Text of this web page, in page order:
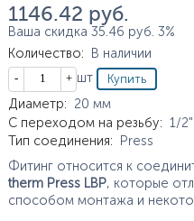
1 146.42 руб.
Ваша скидка 35.46 руб. 3%
Количество:
В наличии
Кол-во
шт
Характеристики
Диаметр: 20 мм
С переходом на резьбу: 1/2"
Тип соединения: Press
Фитинг относится к
therm Press LBP, которые
способом монтажа и